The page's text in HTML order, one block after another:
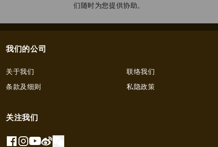
们随时为您提供协助。
我们的公司
关于我们
联络我们
条款及细则
私隐政策
关注我们